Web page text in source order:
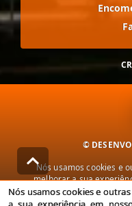
©
Nós usamos cookies e
melhorar a sua
publicidade e
nossos serviços, você
Nós usamos cookies e